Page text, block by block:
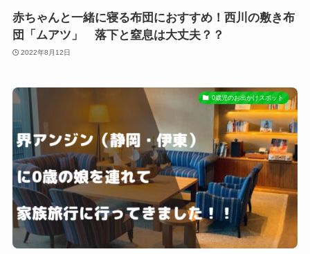
赤ちゃんと一緒に寝る布団におすすめ！西川の敷き布
団「ムアツ」 落下と窒息は大丈夫？？
2022年8月12日
0歳児のお出かけスポット